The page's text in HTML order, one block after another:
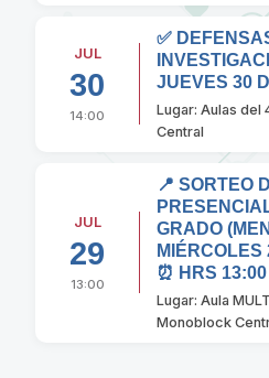
JUL
30
14:00
✅
JUEVES 30
Lugar: Aulas del
Central
JUL
29
13:00
📍 SORTEO
GRADO
⏰ HRS 13:00
Lugar: Aula
Monoblock